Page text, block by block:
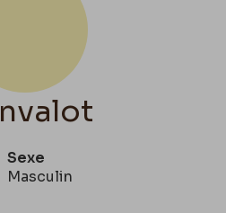
Sexe
Masculin